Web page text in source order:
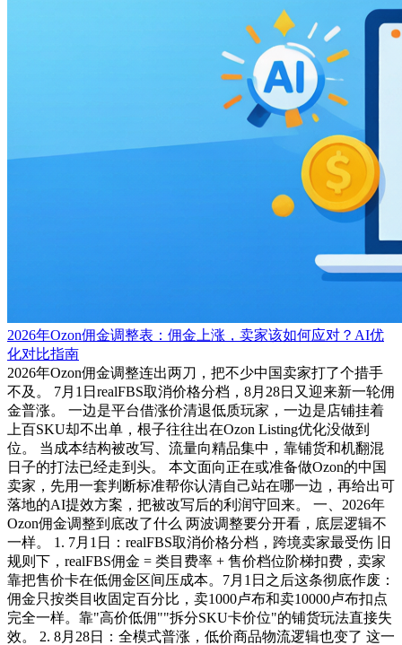
2026年Ozon佣金调整表：佣金上涨，卖家该如何应对？AI优
化对比指南
2026年Ozon佣金调整连出两刀，把不少中国卖家打了个措手
不及。 7月1日realFBS取消价格分档，8月28日又迎来新一轮佣
金普涨。 一边是平台借涨价清退低质玩家，一边是店铺挂着
上百SKU却不出单，根子往往出在Ozon Listing优化没做到
位。 当成本结构被改写、流量向精品集中，靠铺货和机翻混
日子的打法已经走到头。 本文面向正在或准备做Ozon的中国
卖家，先用一套判断标准帮你认清自己站在哪一边，再给出可
落地的AI提效方案，把被改写后的利润守回来。 一、2026年
Ozon佣金调整到底改了什么 两波调整要分开看，底层逻辑不
一样。 1. 7月1日：realFBS取消价格分档，跨境卖家最受伤 旧
规则下，realFBS佣金 = 类目费率 + 售价档位阶梯扣费，卖家
靠把售价卡在低佣金区间压成本。7月1日之后这条彻底作废：
佣金只按类目收固定百分比，卖1000卢布和卖10000卢布扣点
完全一样。靠"高价低佣""拆分SKU卡价位"的铺货玩法直接失
效。 2. 8月28日：全模式普涨，低价商品物流逻辑也变了 这一